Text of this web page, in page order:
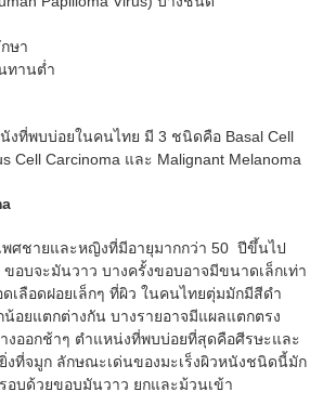
ษา
านต่ำ
บบ่อยในคนไทย มี 3 ชนิดคือ Basal Cell
Cell Carcinoma และ Malignant Melanoma
ายและหญิงที่มีอายุมากกว่า 50 ปีขึ้นไป
อบจะมันวาว บางครั้งขอบอาจมีขนาดเล็กเท่า
เลือดฝอยเล็กๆ ที่ผิว ในคนไทยตุ่มมักมีสีดำ
อยแตกต่างกัน บางรายอาจมีแผลแตกตรง
งออกช้าๆ ตำแหน่งที่พบบ่อยที่สุดคือศีรษะและ
งที่จมูก ลักษณะเด่นของมะเร็งผิวหนังชนิดนี้มัก
อบด้วยขอบมันวาว ยกและม้วนเข้า